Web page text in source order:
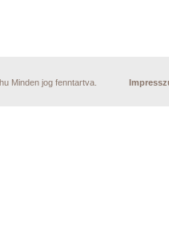
Minden jog fenntartva.